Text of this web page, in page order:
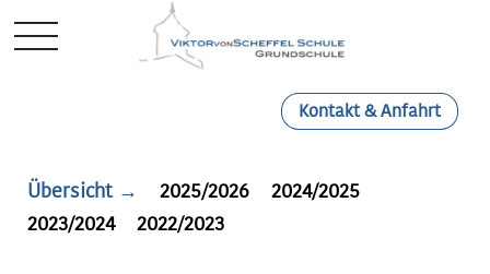
Mobile Menu Toggle
Kontakt & Anfahrt
Übersicht → 2025/2026
2024/2025
2023/2024
2022/2023